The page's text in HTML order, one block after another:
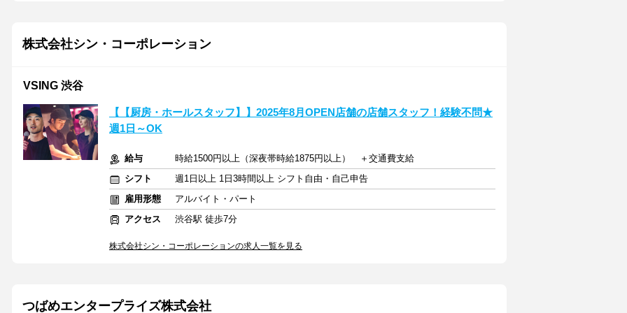
株式会社シン・コーポレーション
VSING 渋谷
【【厨房・ホールスタッフ】】2025年8月OPEN店舗の店舗スタッフ！経験不問★
週1日～OK
給与
時給1500円以上（深夜帯時給1875円以上） ＋交通費支給
シフト
週1日以上 1日3時間以上 シフト自由・自己申告
雇用形態
アルバイト・パート
アクセス
渋谷駅 徒歩7分
株式会社シン・コーポレーションの求人一覧を見る
つばめエンタープライズ株式会社